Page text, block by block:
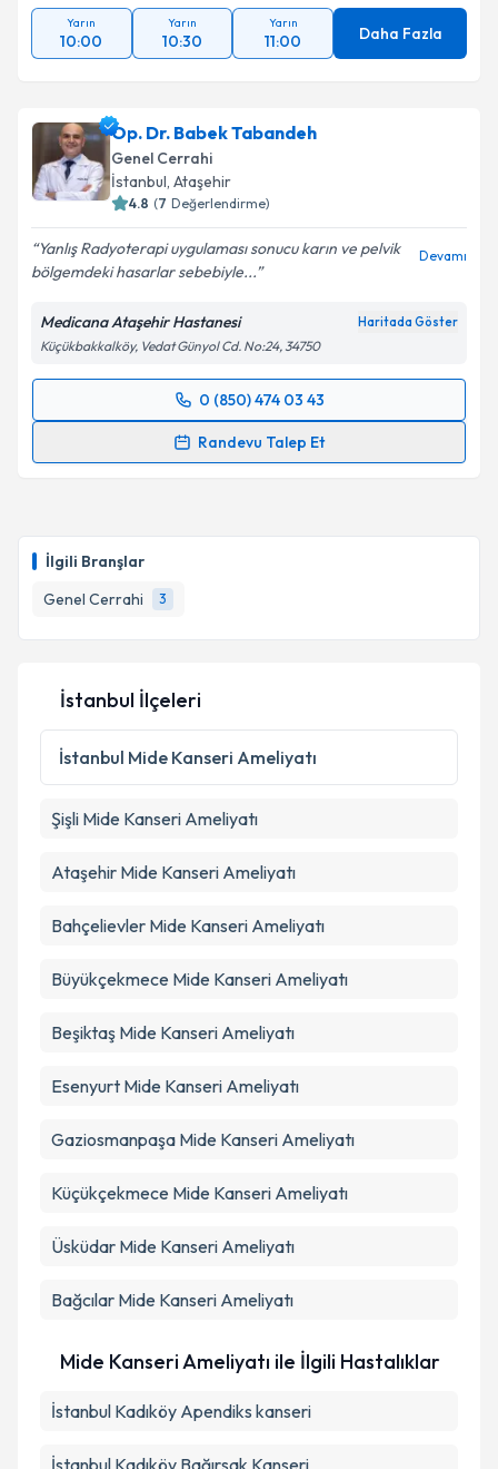
İlgili Branşlar
Genel Cerrahi
3
Yarın
10:00
Yarın
10:30
Yarın
11:00 Daha Fazla
Op. Dr. Babek Tabandeh
Genel Cerrahi
İstanbul, Ataşehir
4.8 (7 Değerlendirme)
Yanlış Radyoterapi uygulaması sonucu karın ve pelvik
bölgemdeki hasarlar sebebiyle...
Devamı
Medicana Ataşehir Hastanesi Haritada Göster
Küçükbakkalköy, Vedat Günyol Cd. No:24, 34750
0 (850) 474 03 43
Randevu Talep Et
Randevu Takvimi Talebi
E-posta Adresiniz
Kişisel verilerimin işlenmesine ilişkin
Metni'ni okudum ve kişisel verilerimin belirtilen
kapsamda işlenmesini kabul ediyorum.
İstanbul İlçeleri
İstanbul Mide Kanseri Ameliyatı
Şişli Mide Kanseri Ameliyatı
Ataşehir Mide Kanseri Ameliyatı
Bahçelievler Mide Kanseri Ameliyatı
Büyükçekmece Mide Kanseri Ameliyatı
Beşiktaş Mide Kanseri Ameliyatı
Esenyurt Mide Kanseri Ameliyatı
Gaziosmanpaşa Mide Kanseri Ameliyatı
Küçükçekmece Mide Kanseri Ameliyatı
Üsküdar Mide Kanseri Ameliyatı
Bağcılar Mide Kanseri Ameliyatı
Mide Kanseri Ameliyatı ile İlgili Hastalıklar
İstanbul Kadıköy Apendiks kanseri
İstanbul Kadıköy Bağırsak Kanseri